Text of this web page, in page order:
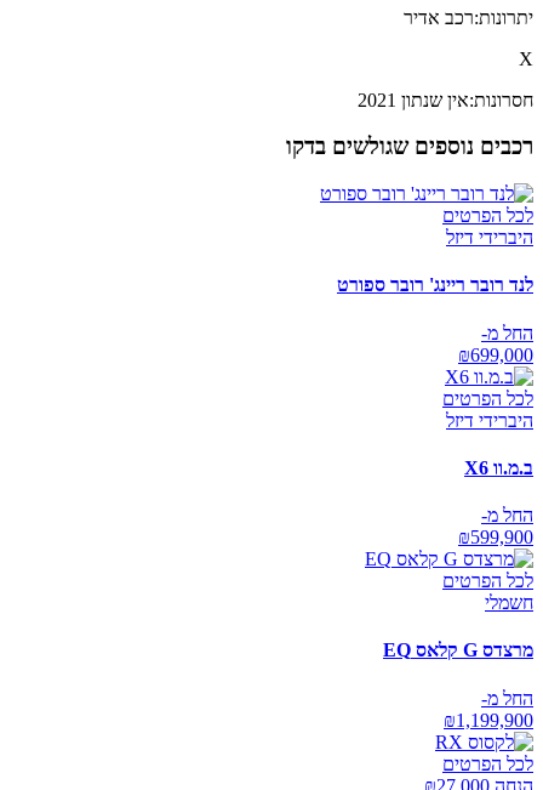
יתרונות:רכב אדיר
X
חסרונות:אין שנתון 2021
רכבים נוספים שגולשים בדקו
לכל הפרטים
היברידי דיזל
לנד רובר ריינג' רובר ספורט
החל מ-
₪699,000
לכל הפרטים
היברידי דיזל
ב.מ.וו X6
החל מ-
₪599,900
לכל הפרטים
חשמלי
מרצדס G קלאס EQ
החל מ-
₪1,199,900
לכל הפרטים
הנחה ₪ 27,000